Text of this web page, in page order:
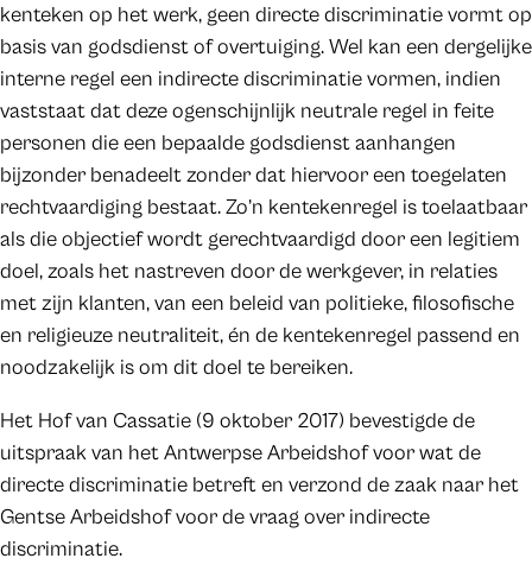
kenteken op het werk, geen directe discriminatie vormt op
basis van godsdienst of overtuiging. Wel kan een dergelijke
interne regel een indirecte discriminatie vormen, indien
vaststaat dat deze ogenschijnlijk neutrale regel in feite
personen die een bepaalde godsdienst aanhangen
bijzonder benadeelt zonder dat hiervoor een toegelaten
rechtvaardiging bestaat. Zo’n kentekenregel is toelaatbaar
als die objectief wordt gerechtvaardigd door een legitiem
doel, zoals het nastreven door de werkgever, in relaties
met zijn klanten, van een beleid van politieke, filosofische
en religieuze neutraliteit, én de kentekenregel passend en
noodzakelijk is om dit doel te bereiken.
Het Hof van Cassatie (9 oktober 2017) bevestigde de
uitspraak van het Antwerpse Arbeidshof voor wat de
directe discriminatie betreft en verzond de zaak naar het
Gentse Arbeidshof voor de vraag over indirecte
discriminatie.